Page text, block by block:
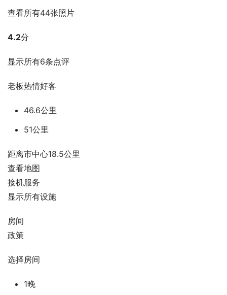
查看所有44张照片
4.2分
显示所有6条点评
老板热情好客
46.6公里
51公里
距离市中心18.5公里
查看地图
接机服务
显示所有设施
房间
政策
选择房间
1晚